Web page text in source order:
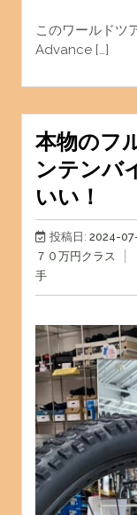
このワールドツ
Advance […]
本物のフ
ンテンバ
いい！
投稿日: 2024-
７０万円クラス
手